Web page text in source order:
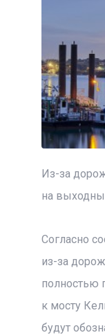
Из-за
на
Согласно
из-за
полностью
к мосту
будут